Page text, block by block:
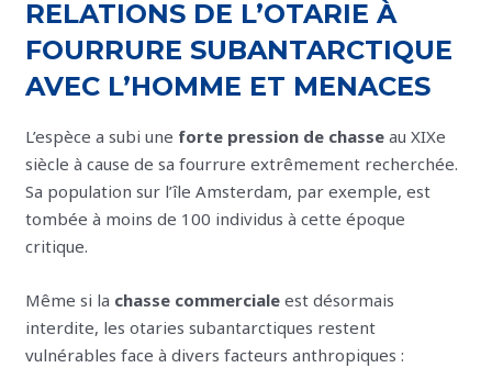
RELATIONS DE L’OTARIE À
FOURRURE SUBANTARCTIQUE
AVEC L’HOMME ET MENACES
L’espèce a subi une forte pression de chasse au XIXe
siècle à cause de sa fourrure extrêmement recherchée.
Sa population sur l’île Amsterdam, par exemple, est
tombée à moins de 100 individus à cette époque
critique.
Même si la chasse commerciale est désormais
interdite, les otaries subantarctiques restent
vulnérables face à divers facteurs anthropiques :